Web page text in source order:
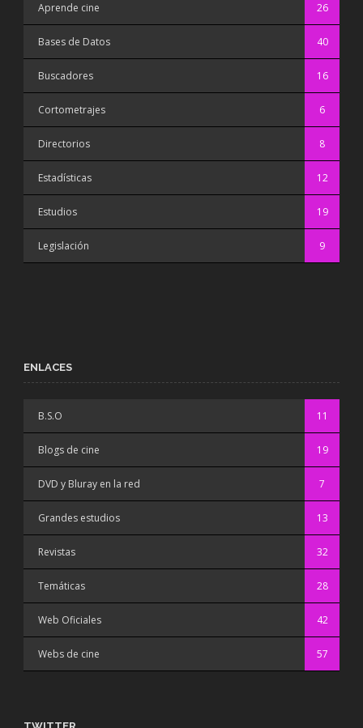
Aprende cine 26
Bases de Datos 40
Buscadores 16
Cortometrajes 6
Directorios 8
Estadísticas 12
Estudios 19
Legislación 9
ENLACES
B.S.O 11
Blogs de cine 19
DVD y Bluray en la red 7
Grandes estudios 13
Revistas 32
Temáticas 28
Web Oficiales 42
Webs de cine 57